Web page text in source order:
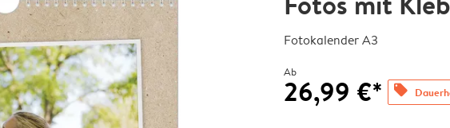
Fotokalender A3
Ab
26,99 €* offers